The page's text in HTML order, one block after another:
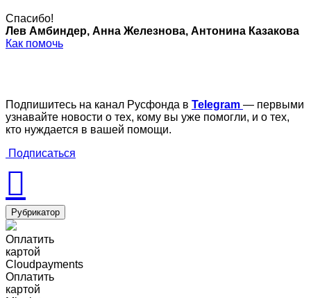
Спасибо!
Лев Амбиндер, Анна Железнова, Антонина Казакова
Как помочь
Подпишитесь на канал Русфонда в Telegram — первыми
узнавайте новости о тех, кому вы уже помогли, и о тех,
кто нуждается в вашей помощи.
Подписаться
Рубрикатор
Оплатить
картой
Cloudpayments
Оплатить
картой